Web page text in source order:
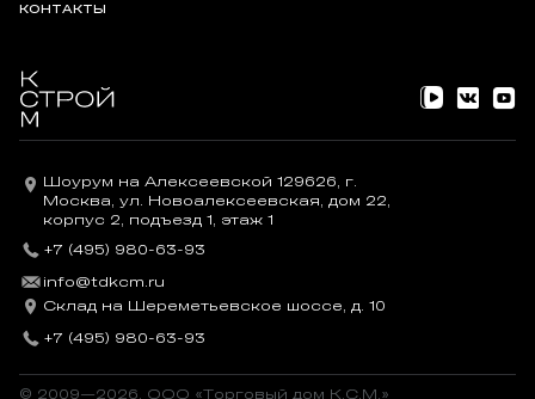
КОНТАКТЫ
Шоурум на Алексеевской 129626, г.
Москва, ул. Новоалексеевская, дом 22,
корпус 2, подъезд 1, этаж 1
+7 (495) 980-63-93
info@tdkcm.ru
Склад на Шереметьевское шоссе, д. 10
+7 (495) 980-63-93
© 2009—2026, OOO «Торговый дом К.С.М.»